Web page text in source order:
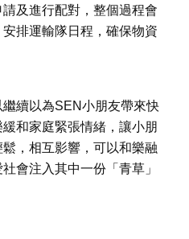
及進行配對，整個過程會
排運輸隊日程，確保物資
續以為SEN小朋友帶來快
和家庭緊張情緒，讓小朋
，相互影響，可以和樂融
會注入其中一份「青草」